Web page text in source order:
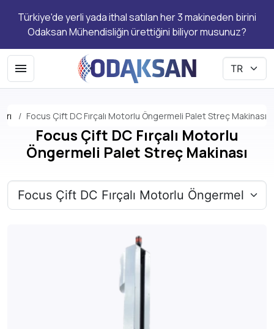
Türkiye'de yerli yada ithal satılan her 3 makineden birini
Odaksan Mühendisliğin ürettiğini biliyor musunuz?
Focus Çift DC Fırçalı Motorlu Öngermeli Palet Streç Makinası
Focus Çift DC Fırçalı Motorlu
Öngermeli Palet Streç Makinası